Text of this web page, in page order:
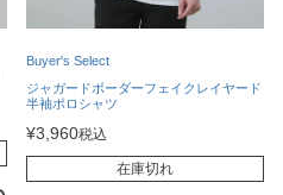
Buyer's Select
ジャガードボーダーフェイクレイヤード
半袖ポロシャツ
¥3,960税込
在庫切れ